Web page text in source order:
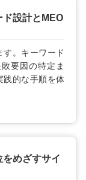
設計とMEO
す。キーワード
要因の特定ま
践的な手順を体
めざすサイ